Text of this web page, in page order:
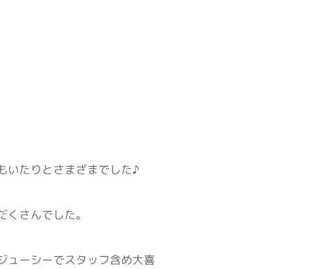
いたりとさまざまでした♪
さんでした。
ューシーでスタッフ含め大喜